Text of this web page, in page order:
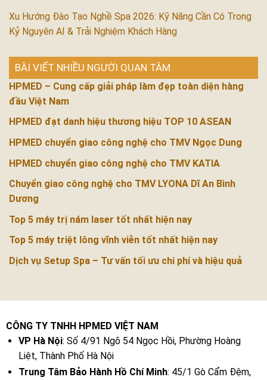
Xu Hướng Đào Tạo Nghề Spa 2026: Kỹ Năng Cần Có Trong
Kỷ Nguyên AI & Trải Nghiệm Khách Hàng
BÀI VIẾT NHIỀU NGƯỜI QUAN TÂM
HPMED – Cung cấp giải pháp làm đẹp toàn diện hàng
đầu Việt Nam
HPMED đạt danh hiệu thương hiệu TOP 10 ASEAN
HPMED chuyển giao công nghệ cho TMV Ngọc Dung
HPMED chuyển giao công nghệ cho TMV KATIA
Chuyển giao công nghệ cho TMV LYONA Dĩ An Bình
Dương
Top 5 máy trị nám laser tốt nhất hiện nay
Top 5 máy triệt lông vĩnh viễn tốt nhất hiện nay
Dịch vụ Setup Spa – Tư vấn tối ưu chi phí và hiệu quả
CÔNG TY TNHH HPMED VIỆT NAM
VP Hà Nội: Số 4/91 Ngõ 54 Ngọc Hồi, Phường Hoàng
Liệt, Thành Phố Hà Nội
Trung Tâm Bảo Hành Hồ Chí Minh: 45/1 Gò Cẩm Đệm,